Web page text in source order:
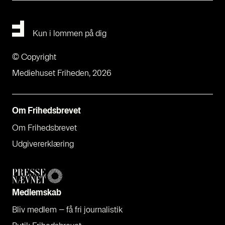
Om Fri­heds­bre­vet
Om Fri­heds­bre­vet
Udgi­ve­rer­klæ­ring
Med­lem­skab
Bliv med­lem – få fri jour­na­li­stik
Kun i lommen på dig
Mediehuset Friheden, 2026
© Copyright